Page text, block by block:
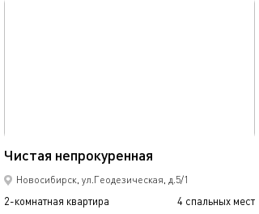
Чистая непрокуренная
Новосибирск, ул.Геодезическая, д.5/1
2-комнатная квартира 4 спальных мест